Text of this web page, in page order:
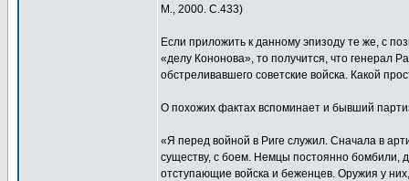
М., 2000. С.433)
Если приложить к данному эпизоду те же, с
«делу Кононова», то получится, что генерал
обстреливавшего советские войска. Какой
О похожих фактах вспоминает и бывший
«Я перед войной в Риге служил. Сначала в
существу, с боем. Немцы постоянно бомбили,
отступающие войска и беженцев. Оружия у